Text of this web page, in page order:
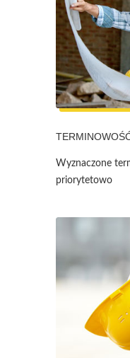
Wyznaczone
priorytetowo